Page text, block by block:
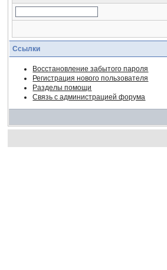
Ссылки
Восстановление забытого пароля
Регистрация нового пользователя
Разделы помощи
Связь с администрацией форума